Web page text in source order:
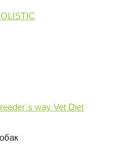
way Vet Diet